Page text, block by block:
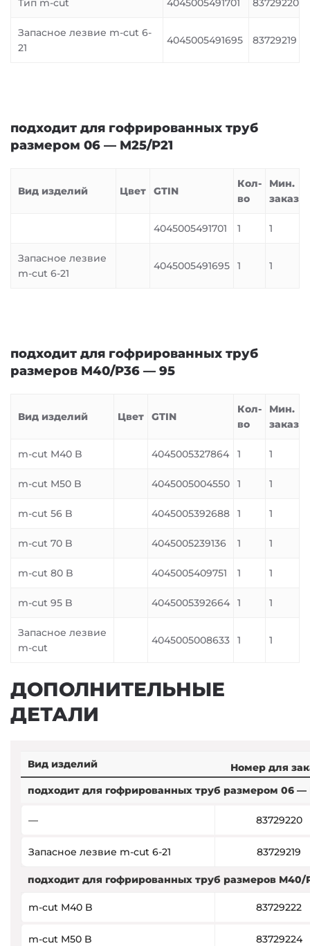
Тип m-cut 4045005491701 83729220
Запасное лезвие m-cut 6-
21
4045005491695 83729219
подходит для гофрированных труб
размером 06 — M25/P21
Вид изделий Цвет GTIN
Кол-
во
Мин.
заказ
4045005491701 1 1
Запасное лезвие
m-cut 6-21
4045005491695 1 1
подходит для гофрированных труб
размеров M40/P36 — 95
Вид изделий Цвет GTIN
Кол-
во
Мин.
заказ
m-cut M40 B 4045005327864 1 1
m-cut M50 B 4045005004550 1 1
m-cut 56 B 4045005392688 1 1
m-cut 70 B 4045005239136 1 1
m-cut 80 B 4045005409751 1 1
m-cut 95 B 4045005392664 1 1
Запасное лезвие
m-cut
4045005008633 1 1
ДОПОЛНИТЕЛЬНЫЕ
ДЕТАЛИ
Вид изделий
Номер для
подходит для гофрированных труб размером 06 —
— 83729220
Запасное лезвие m-cut 6-21 83729219
подходит для гофрированных труб размеров M40/
m-cut M40 B 83729222
m-cut M50 B 83729224